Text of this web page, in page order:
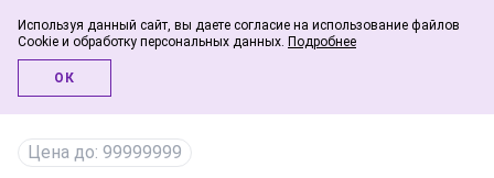
Цена до: 99999999
Используя данный сайт, вы даете согласие на использование файлов
Cookie и обработку персональных данных. Подробнее
ОК